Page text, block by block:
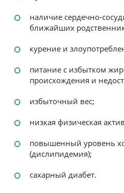
наличие сердечно-
ближайших
курение и
питание с избытком
происхождения и
избыточный вес;
низкая физическая
повышенный уровень
(дислипидемия);
сахарный диабет.